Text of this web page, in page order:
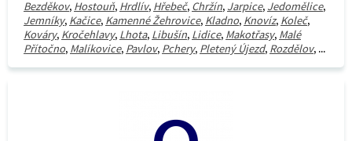
Bezděkov, Hostouň, Hrdlív, Hřebeč, Chržín, Jarpice, Jedomělice,
Jemníky, Kačice, Kamenné Žehrovice, Kladno, Knovíz, Koleč,
Kováry, Kročehlavy, Lhota, Libušín, Lidice, Makotřasy, Malé
Přítočno, Malíkovice, Pavlov, Pchery, Pletený Újezd, Rozdělov, ...